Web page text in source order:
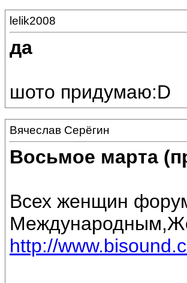
lelik2008
да
шото придумаю:D
Вячеслав Серёгин
Восьмое марта
Всех женщин
http://